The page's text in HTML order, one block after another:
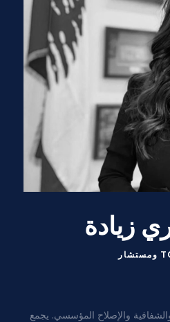
زيادة
والإصلاح المؤسسي. يجمع